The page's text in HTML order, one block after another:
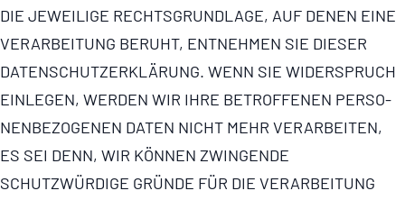
DIE JEWEILIGE RECHTS­GRUND­LAGE, AUF DENEN EINE
VERARBEITUNG BERUHT, ENTNEHMEN SIE DIESER
DATEN­SCHUT­Z­ER­KLÄ­RUNG. WENN SIE WIDERSPRUCH
EINLEGEN, WERDEN WIR IHRE BETROFFENEN PERSO­
NEN­BE­ZO­GENEN DATEN NICHT MEHR VERARBEITEN,
ES SEI DENN, WIR KÖNNEN ZWINGENDE
SCHUTZWÜRDIGE GRÜNDE FÜR DIE VERARBEITUNG